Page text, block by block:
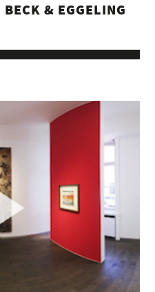
& EGGELING